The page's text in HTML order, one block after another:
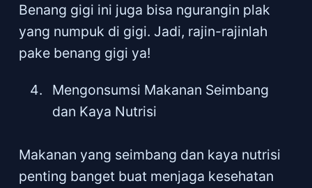
Benang gigi ini juga bisa ngurangin plak
yang numpuk di gigi. Jadi, rajin-rajinlah
pake benang gigi ya!
Mengonsumsi Makanan Seimbang
dan Kaya Nutrisi
Makanan yang seimbang dan kaya nutrisi
penting banget buat menjaga kesehatan